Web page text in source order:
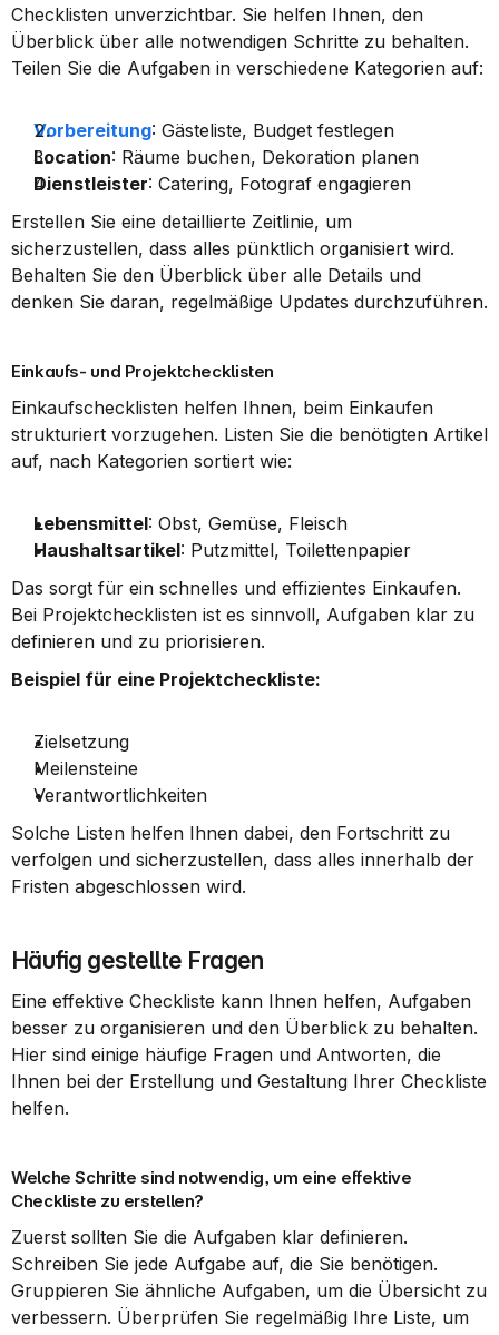
Checklisten unverzichtbar. Sie helfen Ihnen, den
Überblick über alle notwendigen Schritte zu behalten.
Teilen Sie die Aufgaben in verschiedene Kategorien auf:
Vorbereitung: Gästeliste, Budget festlegen
Location: Räume buchen, Dekoration planen
Dienstleister: Catering, Fotograf engagieren
Erstellen Sie eine detaillierte Zeitlinie, um
sicherzustellen, dass alles pünktlich organisiert wird.
Behalten Sie den Überblick über alle Details und
denken Sie daran, regelmäßige Updates durchzuführen.
Einkaufs- und Projektchecklisten
Einkaufschecklisten helfen Ihnen, beim Einkaufen
strukturiert vorzugehen. Listen Sie die benötigten Artikel
auf, nach Kategorien sortiert wie:
Lebensmittel: Obst, Gemüse, Fleisch
Haushaltsartikel: Putzmittel, Toilettenpapier
Das sorgt für ein schnelles und effizientes Einkaufen.
Bei Projektchecklisten ist es sinnvoll, Aufgaben klar zu
definieren und zu priorisieren.
Beispiel für eine Projektcheckliste:
Zielsetzung
Meilensteine
Verantwortlichkeiten
Solche Listen helfen Ihnen dabei, den Fortschritt zu
verfolgen und sicherzustellen, dass alles innerhalb der
Fristen abgeschlossen wird.
Häufig gestellte Fragen
Eine effektive Checkliste kann Ihnen helfen, Aufgaben
besser zu organisieren und den Überblick zu behalten.
Hier sind einige häufige Fragen und Antworten, die
Ihnen bei der Erstellung und Gestaltung Ihrer Checkliste
helfen.
Welche Schritte sind notwendig, um eine effektive
Checkliste zu erstellen?
Zuerst sollten Sie die Aufgaben klar definieren.
Schreiben Sie jede Aufgabe auf, die Sie benötigen.
Gruppieren Sie ähnliche Aufgaben, um die Übersicht zu
verbessern. Überprüfen Sie regelmäßig Ihre Liste, um